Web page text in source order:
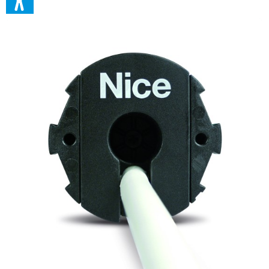
Technologie. Ideal für Rollläden. Baugröße M, Ø 45 mm.. Komplette
und intuitive Programmierung. Einfache Ferneinstellung der
Rollladenbewegung. Ebenen-Programmierung: schnell und sicher.
Dank dieser Funktion sieht die Einstellung mehrere
Auswahlmöglichkeiten vor, und bei falscher Auswahl startet die
Programmierung wieder bei der vorherigen Ebene, ohne dass die
bisher vorgenommenen Einstellung neu programmiert werden
müssen. Speichersperre zur Vermeidung versehntlicher
Speicherungen. Einstellung mehrerer mittlerer Öffnungshöhen.
Dank 3-Draht Techonolgie Nice TTBus: Bedienung der
Motorbewegung über Niederspannungssteuerung. Dank
integrierter elektronischer Platine können mehrere Motoren ohne
zusätzliche Steuergeräte parallelgeschaltet und von einem
einzigen Bedienelement gesteuert werden. Sicherheit für den
Antrieb. Maximale Präzision der Rolladenpositionen: dank
dynamischer Selbstaktualisierung der Endlagen ( nur in Automatik
und Halbautomatik), mit der das mit der Zeit auftretende
Ausdehnen und Zusammenziehen der Struktur ausgeglichen wird.
Die Encoder-Technologie garantiert millimetergenaue Päzision
und dauerhafte Beibehaltung der eingestellten Werte, auch bei
hohen Temperaturen, sowie eine stets optimale Krafteinwirkung
auf den Rollladen. Perfekter Lauf, auch bei Auftreten von